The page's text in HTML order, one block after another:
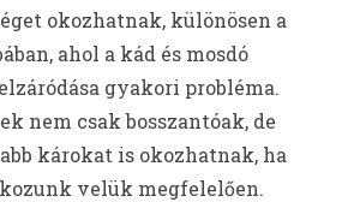
okozhatnak, különösen a
ahol a kád és mosdó
gyakori probléma.
nem csak bosszantóak, de
károkat is okozhatnak, ha
velük megfelelően.